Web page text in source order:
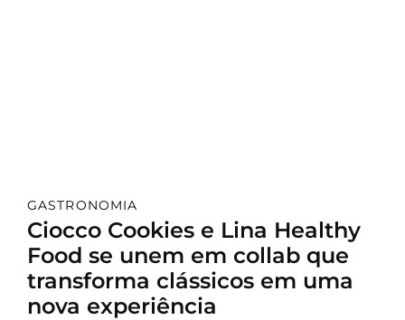
GASTRONOMIA
Ciocco Cookies e Lina Healthy
Food se unem em collab que
transforma clássicos em uma
nova experiência